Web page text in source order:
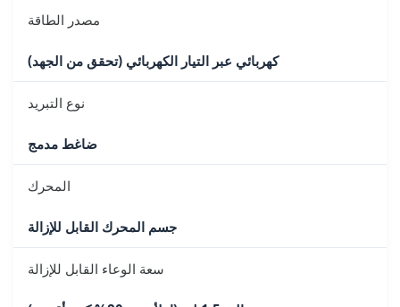
مصدر الطاقة
كهربائي عبر التيار الكهربائي (تحقق من الجهد)
نوع التبريد
ضاغط مدمج
المحرك
جسم المحرك القابل للإزالة
سعة الوعاء القابل للإزالة